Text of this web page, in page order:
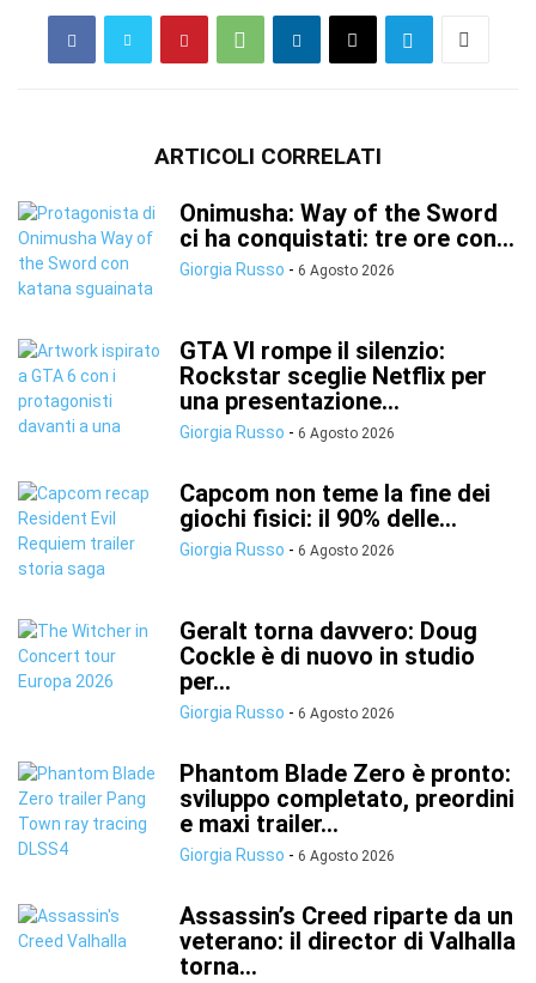
ARTICOLI CORRELATI
Onimusha: Way of the Sword
ci ha conquistati: tre ore con...
Giorgia Russo - 6 Agosto 2026
GTA VI rompe il silenzio:
Rockstar sceglie Netflix per
una presentazione...
Giorgia Russo - 6 Agosto 2026
Capcom non teme la fine dei
giochi fisici: il 90% delle...
Giorgia Russo - 6 Agosto 2026
Geralt torna davvero: Doug
Cockle è di nuovo in studio
per...
Giorgia Russo - 6 Agosto 2026
Phantom Blade Zero è pronto:
sviluppo completato, preordini
e maxi trailer...
Giorgia Russo - 6 Agosto 2026
Assassin’s Creed riparte da un
veterano: il director di Valhalla
torna...